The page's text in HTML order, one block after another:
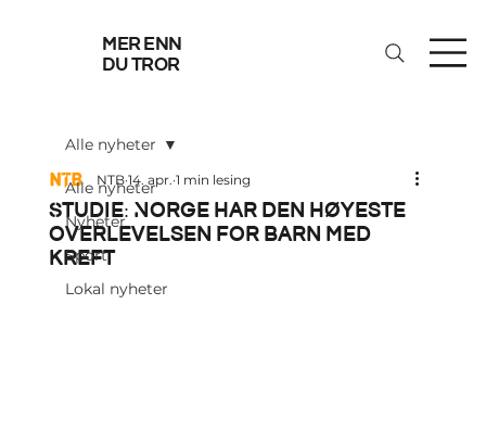
mer enn
du tror
Alle nyheter
Nyheter
Sport
Lokal nyheter
Alle nyheter
Studie: Norge har den høyeste
overlevelsen for barn med
kreft
NTB 14. apr. 1 min lesing